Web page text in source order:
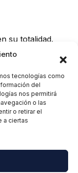
tecnologías como
del
nos permitirá
o las
o retirar el
a ciertas
su totalidad.
de
se
a